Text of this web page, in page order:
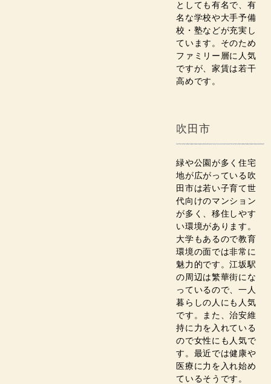
としても有名で、有
名な学校や大手予備
校・塾などが充実し
ています。そのため
ファミリー層に人気
ですが、家賃は若干
高めです。
吹田市
緑や公園が多く住宅
地が広がっている吹
田市は若い子育て世
代向けのマンション
が多く、移住しやす
い環境があります。
大学もあるので教育
環境の面では非常に
魅力的です。江坂駅
の周辺は繁華街にな
っているので、一人
暮らしの人にも人気
です。また、治安維
持に力を入れている
ので女性にも人気で
す。最近では健康や
医療に力を入れ始め
ているそうです。